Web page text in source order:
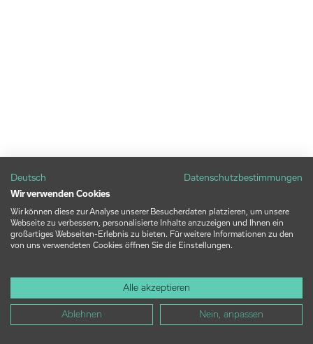
Deutsch
Datenschutzbestimmungen
Wir verwenden Cookies
Wir können diese zur Analyse unserer Besucherdaten platzieren, um unsere
Webseite zu verbessern, personalisierte Inhalte anzuzeigen und Ihnen ein
großartiges Webseiten-Erlebnis zu bieten. Für weitere Informationen zu den
von uns verwendeten Cookies öffnen Sie die Einstellungen.
Alle akzeptieren
Ablehnen Nein, anpassen